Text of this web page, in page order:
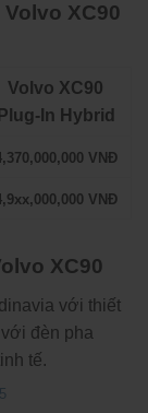
XC90
Volvo XC90
Plug-In Hybrid
VNĐ
VNĐ
XC90
với thiết
đèn pha
tế.